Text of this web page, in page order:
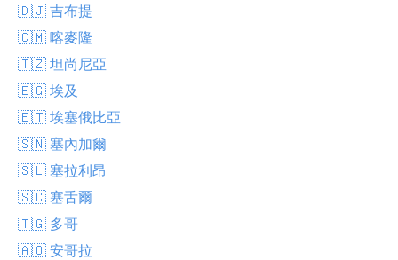
🇩🇯 吉布提
🇨🇲 喀麥隆
🇹🇿 坦尚尼亞
🇪🇬 埃及
🇪🇹 埃塞俄比亞
🇸🇳 塞內加爾
🇸🇱 塞拉利昂
🇸🇨 塞舌爾
🇹🇬 多哥
🇦🇴 安哥拉